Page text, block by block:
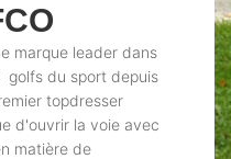
marque leader dans
golfs du sport depuis
topdresser
d'ouvrir la voie avec
matière de